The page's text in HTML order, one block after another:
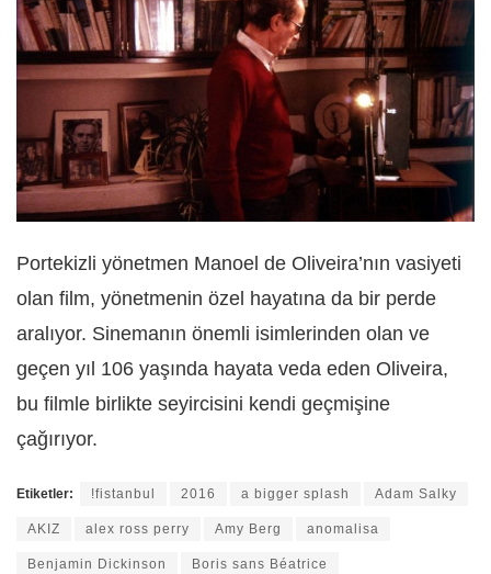
Portekizli yönetmen Manoel de Oliveira’nın vasiyeti
olan film, yönetmenin özel hayatına da bir perde
aralıyor. Sinemanın önemli isimlerinden olan ve
geçen yıl 106 yaşında hayata veda eden Oliveira,
bu filmle birlikte seyircisini kendi geçmişine
çağırıyor.
Etiketler: !fistanbul 2016 a bigger splash Adam Salky
AKIZ alex ross perry Amy Berg anomalisa
Benjamin Dickinson Boris sans Béatrice